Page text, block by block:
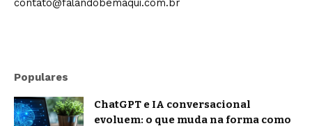
contato@falandobemaqui.com.br
Populares
ChatGPT e IA conversacional
evoluem: o que muda na forma como